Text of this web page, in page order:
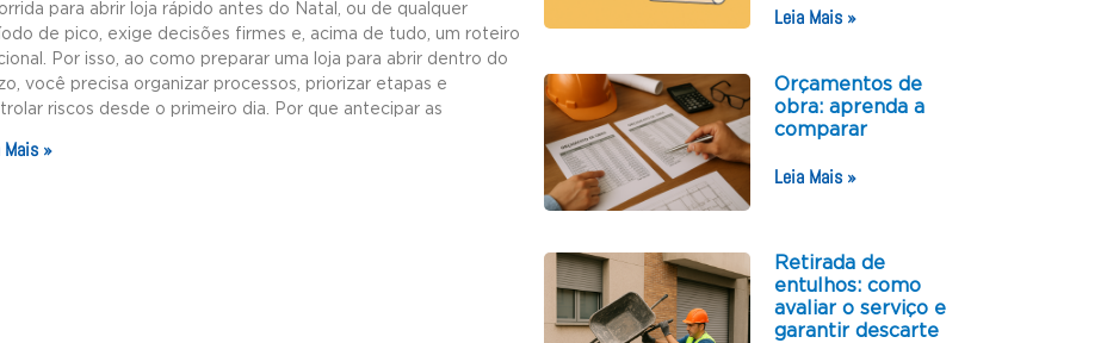
para abrir loja rápido antes do Natal, ou de qualquer
de pico, exige decisões firmes e, acima de tudo, um roteiro
Por isso, ao como preparar uma loja para abrir dentro do
você precisa organizar processos, priorizar etapas e
riscos desde o primeiro dia. Por que antecipar as
Mais »
Leia Mais »
Orçamentos de
obra: aprenda a
comparar
Leia Mais »
Retirada de
entulhos: como
avaliar o serviço e
garantir descarte